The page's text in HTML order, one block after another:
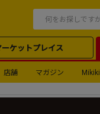
ーケットプレイス
店舗 マガジン Mikiki